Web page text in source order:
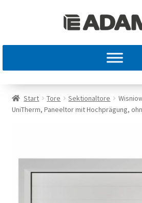
Start Tore Sektionaltore
UniTherm, Paneeltor mit Hochprägung,